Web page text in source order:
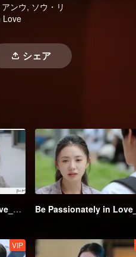
ンウ, ソウ・リ
Love
シェア
Be Passionately in Love_第01話
VIP